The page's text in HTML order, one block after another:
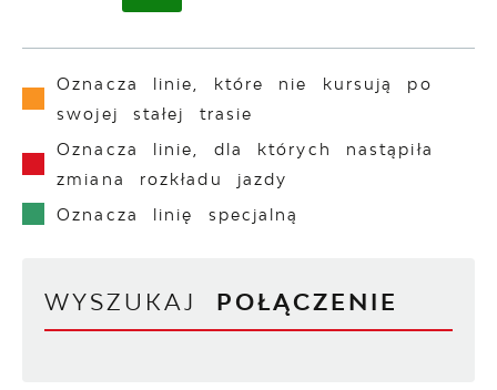
Oznacza linie, które nie kursują po
swojej stałej trasie
Oznacza linie, dla których nastąpiła
zmiana rozkładu jazdy
Oznacza linię specjalną
WYSZUKAJ POŁĄCZENIE